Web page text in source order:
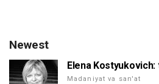
Newest
Elena
Madaniyat va san'at